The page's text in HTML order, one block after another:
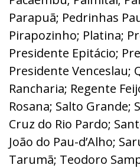
Parapuã; Pedrinhas
Pirapozinho; Platina;
Presidente Epitácio;
Presidente Venceslau;
Rancharia; Regente
Rosana; Salto Grande;
Cruz do Rio Pardo;
João do Pau-d’Alho;
Tarumã; Teodoro